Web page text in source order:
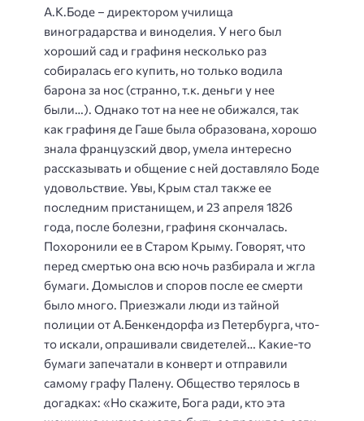
А.К.Боде – директором училища
виноградарства и виноделия. У него был
хороший сад и графиня несколько раз
собиралась его купить, но только водила
барона за нос (странно, т.к. деньги у нее
были…). Однако тот на нее не обижался, так
как графиня де Гаше была образована, хорошо
знала французский двор, умела интересно
рассказывать и общение с ней доставляло Боде
удовольствие. Увы, Крым стал также ее
последним пристанищем, и 23 апреля 1826
года, после болезни, графиня скончалась.
Похоронили ее в Старом Крыму. Говорят, что
перед смертью она всю ночь разбирала и жгла
бумаги. Домыслов и споров после ее смерти
было много. Приезжали люди из тайной
полиции от А.Бенкендорфа из Петербурга, что-
то искали, опрашивали свидетелей… Какие-то
бумаги запечатали в конверт и отправили
самому графу Палену. Общество терялось в
догадках: «Но скажите, Бога ради, кто эта